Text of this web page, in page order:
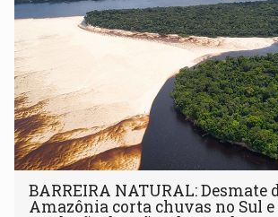
BARREIRA NATURAL: Desmate
Amazônia corta chuvas no Sul e